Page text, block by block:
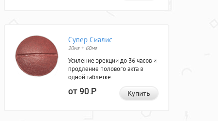
Супер Сиалис
20мг + 60мг
Усиление эрекции до 36 часов и
продление полового акта в
одной таблетке.
от 90Р Купить